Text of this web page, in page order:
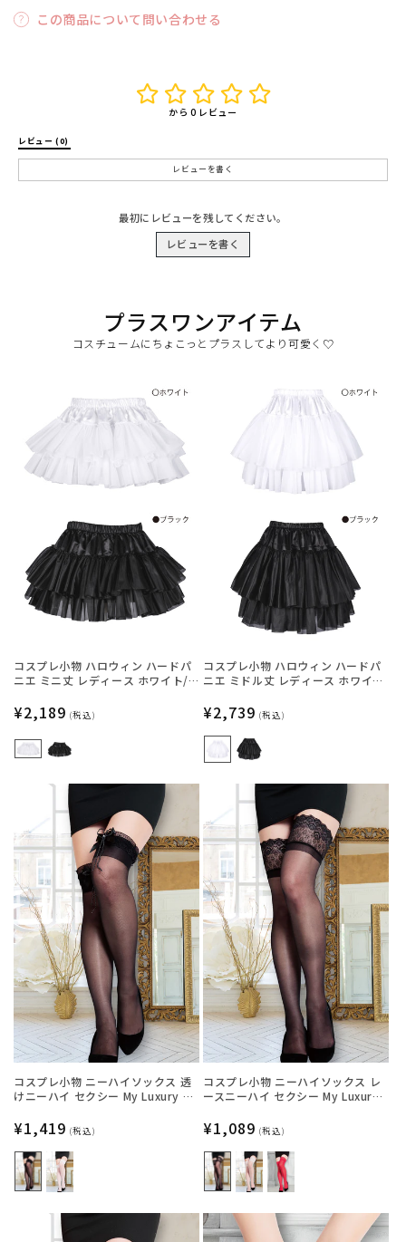
この商品について問い合わせる
から 0 レビュー
レビュー (0)
レビューを書く
最初にレビューを残してください。
レビューを書く
プラスワンアイテム
コスチュームにちょこっとプラスしてより可愛く♡
コスプレ小物 ハロウィン ハードパ
ニエ ミニ丈 レディース ホワイト/
トーン】
通
常
価
¥2,189 (税込)
コスプレ小物 ハロウィン ハードパ
ニエ ミドル丈 レディース ホワイ
ストーン】
通
常
価
¥2,739 (税込)
コスプレ小物 ニーハイソックス 透
けニーハイ セクシー My Luxury シ
レディース フリーサイズ ブラック
【クリアストーン】
通
常
価
格
¥1,419 (税込)
コスプレ小物 ニーハイソックス レ
ースニーハイ セクシー My Luxury
ド レディース フリーサイズ ブラッ
ク【クリアストーン】
通
常
価
格
¥1,089 (税込)